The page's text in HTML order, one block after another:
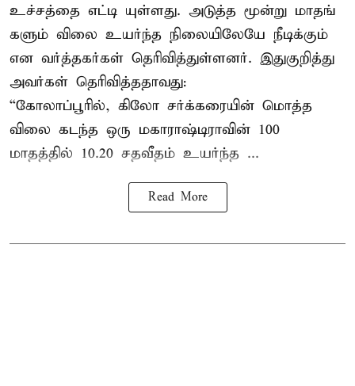
உச்சத்தை எட்டி யுள்ளது. அடுத்த மூன்று மாதங்
களும் விலை உயர்ந்த நிலையிலேயே நீடிக்கும்
என வர்த்தகர்கள் தெரிவித்துள்ளனர். இதுகுறித்து
அவர்கள் தெரிவித்ததாவது:
“கோலாப்பூரில், கிலோ சர்க்கரையின் மொத்த
விலை கடந்த ஒரு மகாராஷ்டிராவின் 100
மாதத்தில் 10.20 சதவீதம் உயர்ந்த ...
Read More